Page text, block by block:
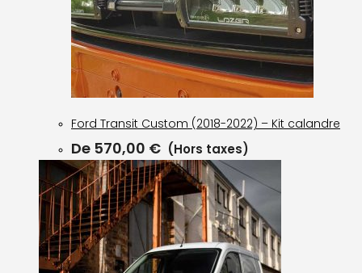
Ford Transit Custom (2018-2022) – Kit calandre
De 570,00 € (Hors taxes)